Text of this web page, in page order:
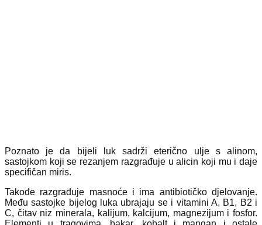
Poznato je da bijeli luk sadrži eterično ulje s alinom,
sastojkom koji se rezanjem razgrađuje u alicin koji mu i daje
specifičan miris.
Takođe razgrađuje masnoće i ima antibiotičko djelovanje.
Među sastojke bijelog luka ubrajaju se i vitamini A, B1, B2 i
C, čitav niz minerala, kalijum, kalcijum, magnezijum i fosfor.